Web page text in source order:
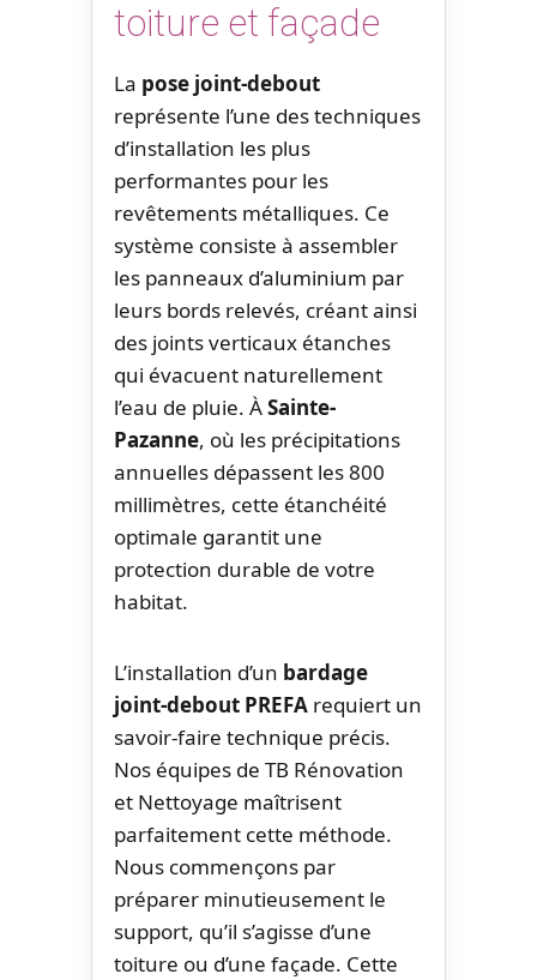
toiture et façade
La pose joint-debout
représente l’une des techniques
d’installation les plus
performantes pour les
revêtements métalliques. Ce
système consiste à assembler
les panneaux d’aluminium par
leurs bords relevés, créant ainsi
des joints verticaux étanches
qui évacuent naturellement
l’eau de pluie. ÀSainte-
Pazanne, où les précipitations
annuelles dépassent les 800
millimètres, cette étanchéité
optimale garantit une
protection durable de votre
habitat.
L’installation d’un bardage
joint-debout PREFA requiert un
savoir-faire technique précis.
Nos équipes de TB Rénovation
et Nettoyage maîtrisent
parfaitement cette méthode.
Nous commençons par
préparer minutieusement le
support, qu’il s’agisse d’une
toiture ou d’une façade. Cette